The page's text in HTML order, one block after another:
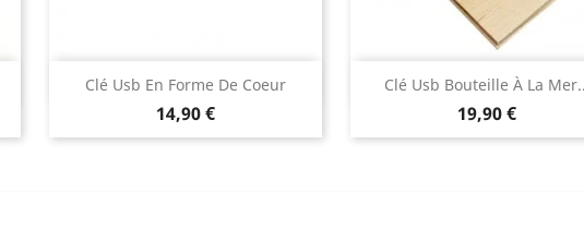
Clé Usb En Forme De Coeur
Prix
14,90 €
Aperçu rapide Clé Usb Bouteille À La
Prix
19,90 €
 Aperçu rapide